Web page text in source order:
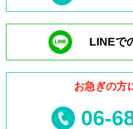
LINEで
お急ぎの方
06-